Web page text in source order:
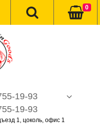
19-93
19-93
1, цоколь, офис 1
0